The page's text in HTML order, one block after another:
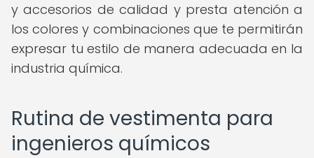
y accesorios de calidad y presta atención a
los colores y combinaciones que te permitirán
expresar tu estilo de manera adecuada en la
industria química.
Rutina de vestimenta para
ingenieros químicos